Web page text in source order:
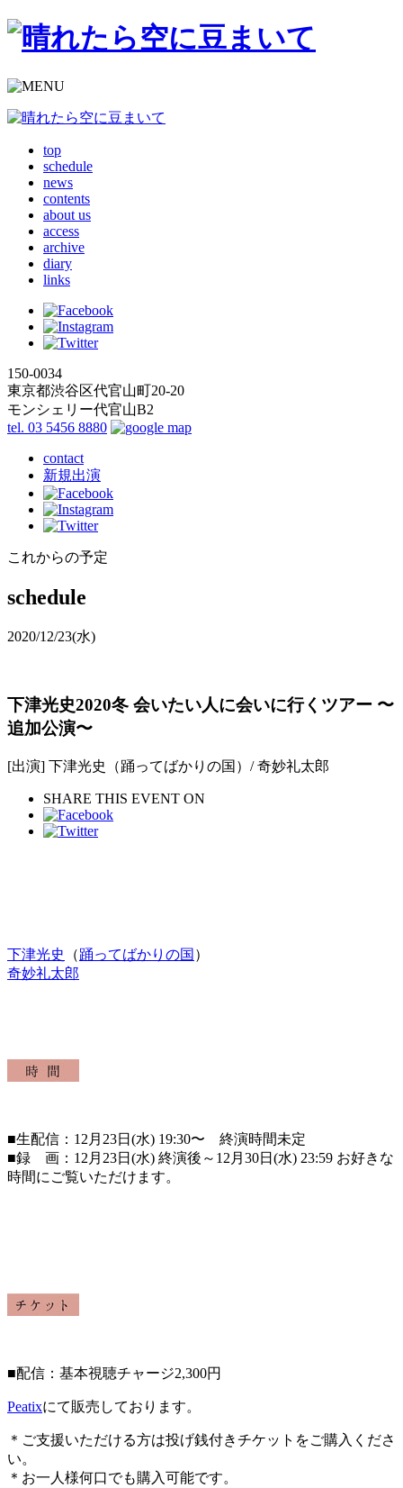
top
schedule
news
contents
about us
access
archive
diary
links
150-0034
東京都渋谷区代官山町20-20
モンシェリー代官山B2
tel. 03 5456 8880
contact
新規出演
これからの予定
schedule
2020/12/23(水)
下津光史2020冬 会いたい人に会いに行くツアー 〜
追加公演〜
[出演] 下津光史（踊ってばかりの国）/ 奇妙礼太郎
SHARE THIS EVENT ON
下津光史 （踊ってばかりの国 ）
奇妙礼太郎
■生配信：12月23日(水) 19:30〜 終演時間未定
■録 画：12月23日(水) 終演後～12月30日(水) 23:59 お好きな
時間にご覧いただけます。
■配信：基本視聴チャージ2,300円
Peatixにて販売しております。
＊ご支援いただける方は投げ銭付きチケットをご購入くださ
い。
＊お一人様何口でも購入可能です。